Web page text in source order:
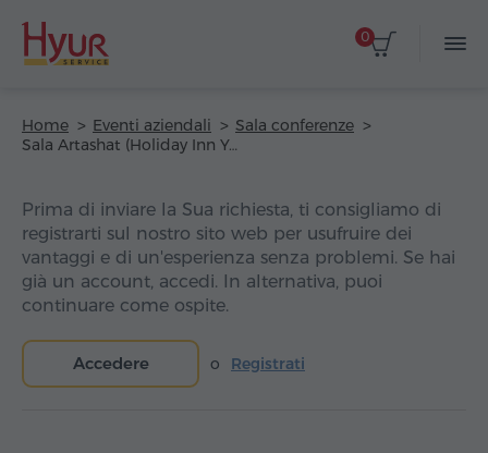
0
Home Eventi aziendali
Sala conferenze
Sala Artashat (Holiday Inn Yerevan – Republic Square Hotel)
Prima di inviare la Sua richiesta, ti consigliamo di
registrarti sul nostro sito web per usufruire dei
vantaggi e di un'esperienza senza problemi. Se hai
già un account, accedi. In alternativa, puoi
continuare come ospite.
Accedere o Registrati